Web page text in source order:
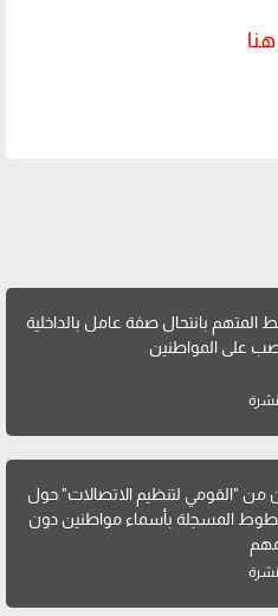
المتهم بانتحال صفة عامل بالداخلية
على المواطنين
من "القومي لتنظيم الاتصالات" حول
المسجلة بأسماء مواطنين دون